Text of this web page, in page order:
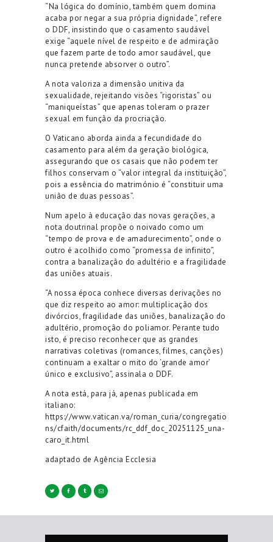
“Na lógica do domínio, também quem domina
acaba por negar a sua própria dignidade”, refere
o DDF, insistindo que o casamento saudável
exige “aquele nível de respeito e de admiração
que fazem parte de todo amor saudável, que
nunca pretende absorver o outro”.
A nota valoriza a dimensão unitiva da
sexualidade, rejeitando visões “rigoristas” ou
“maniqueístas” que apenas toleram o prazer
sexual em função da procriação.
O Vaticano aborda ainda a fecundidade do
casamento para além da geração biológica,
assegurando que os casais que não podem ter
filhos conservam o “valor integral da instituição”,
pois a essência do matrimónio é “constituir uma
união de duas pessoas”.
Num apelo à educação das novas gerações, a
nota doutrinal propõe o noivado como um
“tempo de prova e de amadurecimento”, onde o
outro é acolhido como “promessa de infinito”,
contra a banalização do adultério e a fragilidade
das uniões atuais.
“A nossa época conhece diversas derivações no
que diz respeito ao amor: multiplicação dos
divórcios, fragilidade das uniões, banalização do
adultério, promoção do poliamor. Perante tudo
isto, é preciso reconhecer que as grandes
narrativas coletivas (romances, filmes, canções)
continuam a exaltar o mito do ‘grande amor’
único e exclusivo”, assinala o DDF.
A nota está, para já, apenas publicada em
italiano:
https://www.vatican.va/roman_curia/congregatio
ns/cfaith/documents/rc_ddf_doc_20251125_una-
caro_it.html
adaptado de Agência Ecclesia